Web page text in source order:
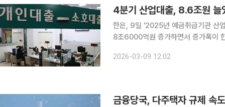
4분기 산업대출, 8.6조원 늘
한은, 9일 '2025년 예금취급기관 산업별 대출금' 발표 지난해 4분
8조6000억원 증가하면서 증가폭이
2026-03-09 12:02
금융당국, 다주택자 규제 속